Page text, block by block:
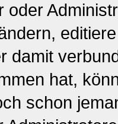
oder
damit
hat,
schon